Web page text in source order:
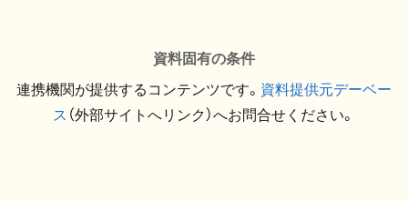
資料固有の条件
連携機関が提供するコンテンツです。 資料提供元デーベー
ス （外部サイトへリンク）へお問合せください。